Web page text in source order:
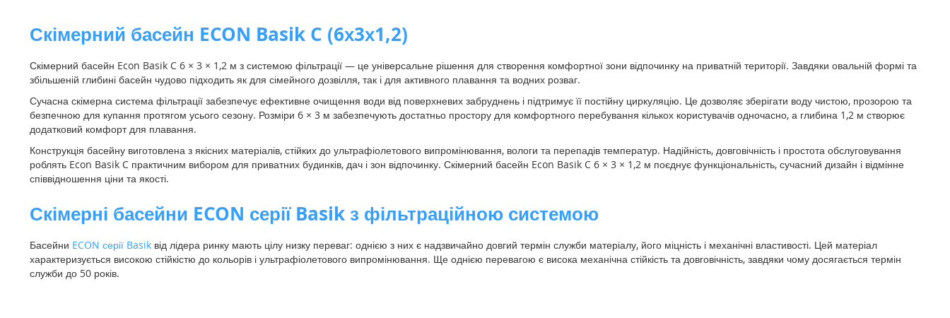
Скімерний басейн ECON Basik C (6х3х1,2)
Скімерний басейн Econ Basik C 6 × 3 × 1,2 м з системою фільтрації — це універсальне рішення для створення комфортної зони відпочинку на приватній території. Завдяки овальній формі та
збільшеній глибині басейн чудово підходить як для сімейного дозвілля, так і для активного плавання та водних розваг.
Сучасна скімерна система фільтрації забезпечує ефективне очищення води від поверхневих забруднень і підтримує її постійну циркуляцію. Це дозволяє зберігати воду чистою, прозорою та
безпечною для купання протягом усього сезону. Розміри 6 × 3 м забезпечують достатньо простору для комфортного перебування кількох користувачів одночасно, а глибина 1,2 м створює
додатковий комфорт для плавання.
Конструкція басейну виготовлена з якісних матеріалів, стійких до ультрафіолетового випромінювання, вологи та перепадів температур. Надійність, довговічність і простота обслуговування
роблять Econ Basik C практичним вибором для приватних будинків, дач і зон відпочинку. Скімерний басейн Econ Basik C 6 × 3 × 1,2 м поєднує функціональність, сучасний дизайн і відмінне
співвідношення ціни та якості.
Скімерні басейни ECON серії Basik з фільтраційною системою
Басейни ECON серії Basik від лідера ринку мають цілу низку переваг: однією з них є надзвичайно довгий термін служби матеріалу, його міцність і механічні властивості. Цей матеріал
характеризується високою стійкістю до кольорів і ультрафіолетового випромінювання. Ще однією перевагою є висока механічна стійкість та довговічність, завдяки чому досягається термін
служби до 50 років.